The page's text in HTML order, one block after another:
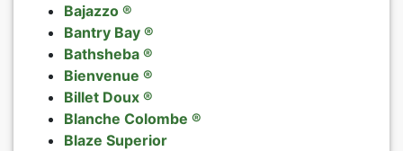
Bajazzo ®
Bantry Bay ®
Bathsheba ®
Bienvenue ®
Billet Doux ®
Blanche Colombe ®
Blaze Superior